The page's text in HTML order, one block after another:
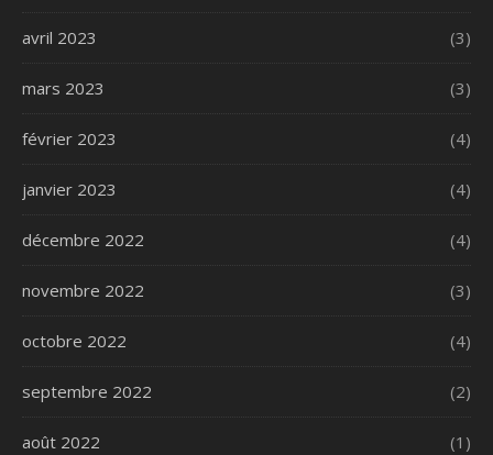
avril 2023 (3)
mars 2023 (3)
février 2023 (4)
janvier 2023 (4)
décembre 2022 (4)
novembre 2022 (3)
octobre 2022 (4)
septembre 2022 (2)
août 2022 (1)